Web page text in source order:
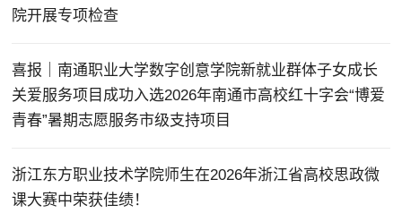
院开展专项检查
喜报｜南通职业大学数字创意学院新就业群体子女成长
关爱服务项目成功入选2026年南通市高校红十字会“博爱
青春”暑期志愿服务市级支持项目
浙江东方职业技术学院师生在2026年浙江省高校思政微
课大赛中荣获佳绩！